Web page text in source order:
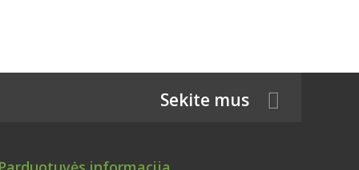
Sekite mus